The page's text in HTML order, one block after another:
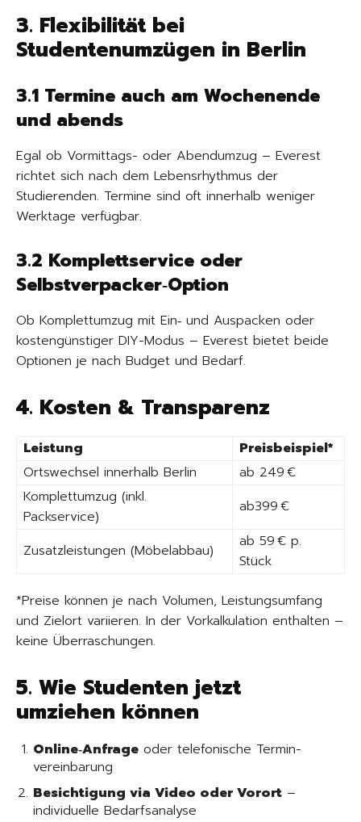
3. Flexibilität bei
Studentenumzügen in Berlin
3.1 Termine auch am Wochenende
und abends
Egal ob Vormittags- oder Abendumzug – Everest
richtet sich nach dem Lebensrhythmus der
Studierenden. Termine sind oft innerhalb weniger
Werktage verfügbar.
3.2 Komplettservice oder
Selbstverpacker‑Option
Ob Komplettumzug mit Ein‑ und Auspacken oder
kostengünstiger DIY-Modus – Everest bietet beide
Optionen je nach Budget und Bedarf.
4. Kosten & Transparenz
Leistung
Preisbeispiel*
Ortswechsel innerhalb Berlin
ab 249 €
Komplettumzug (inkl.
Packservice)
ab399 €
Zusatzleistungen (Möbelabbau)
ab 59 € p.
Stück
*Preise können je nach Volumen, Leistungsumfang
und Zielort variieren. In der Vorkalkulation enthalten –
keine Überraschungen.
5. Wie Studenten jetzt
umziehen können
Online‑Anfrage oder telefonische Termin­
vereinbarung
Besichtigung via Video oder Vorort –
individuelle Bedarfsanalyse